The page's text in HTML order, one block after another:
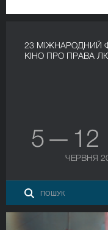
23 МІЖНАРОДНИЙ
КІНО ПРО ПРАВА
5 — 12
ЧЕРВНЯ